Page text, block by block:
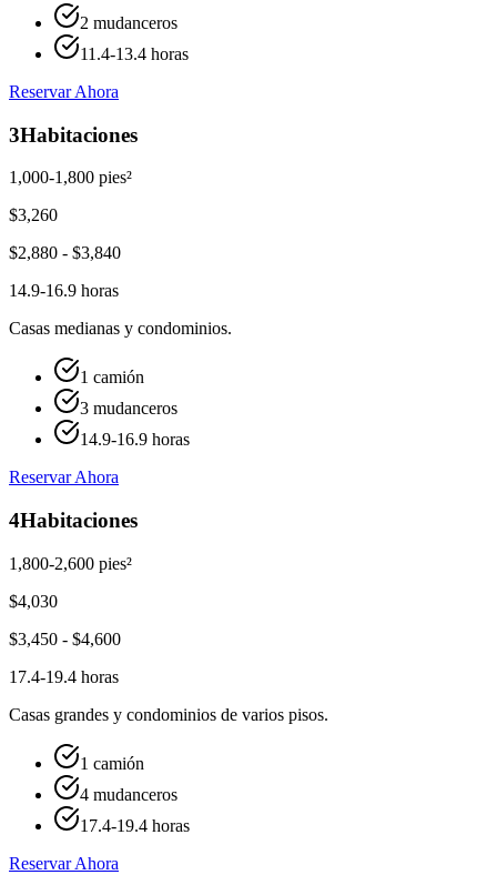
2 mudanceros
11.4-13.4 horas
Reservar Ahora
3Habitaciones
1,000-1,800 pies²
$3,260
$2,880 - $3,840
14.9-16.9 horas
Casas medianas y condominios.
1 camión
3 mudanceros
14.9-16.9 horas
Reservar Ahora
4Habitaciones
1,800-2,600 pies²
$4,030
$3,450 - $4,600
17.4-19.4 horas
Casas grandes y condominios de varios pisos.
1 camión
4 mudanceros
17.4-19.4 horas
Reservar Ahora